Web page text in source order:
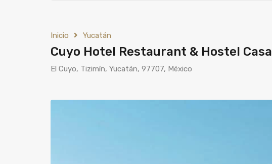
Inicio Yucatán
Cuyo Hotel Restaurant & Hostel Casa
El Cuyo, Tizimín, Yucatán, 97707, México